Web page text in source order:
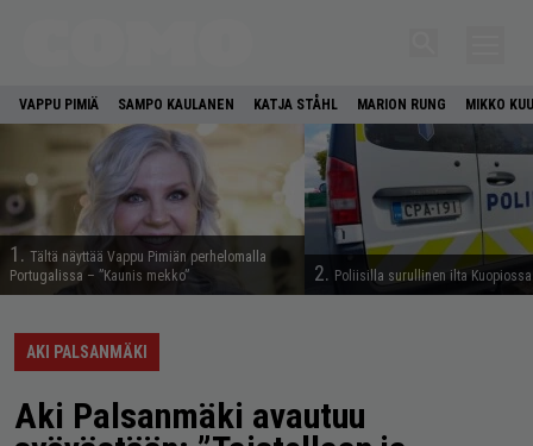
VAPPU PIMIÄ SAMPO KAULANEN KATJA STÅHL MARION RUNG MIKKO
1. Tältä näyttää Vappu Pimiän perhelomalla
Portugalissa – ”Kaunis mekko”
2. Poliisilla surullinen ilta
AKI PALSANMÄKI
Aki Palsanmäki avautuu